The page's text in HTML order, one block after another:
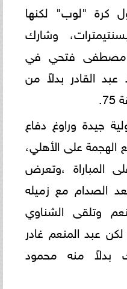
كرة "لوب" لكنها
وشارك
مصطفى فتحي في
القادر بدلاً من
جيدة وراوغ دفاع
الهجمة على الأهلي،
المباراة ،وتعرض
الصدام مع زميله
وتلقى الشناوي
لكن عبد المنعم غادر
بدلاً منه محمود